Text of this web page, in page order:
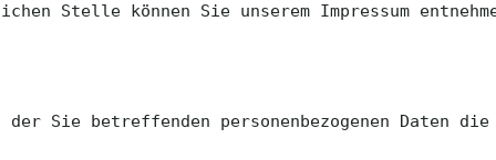
Stelle können Sie unserem Impressum
Sie betreffenden personenbezogenen Daten die